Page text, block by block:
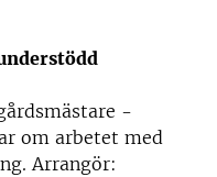
-
om arbetet med
Arrangör: